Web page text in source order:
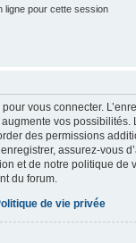
ligne pour cette session
vous connecter.
vos possibilités.
des permissions
assurez-vous
et de notre politique de
du forum.
de vie privée